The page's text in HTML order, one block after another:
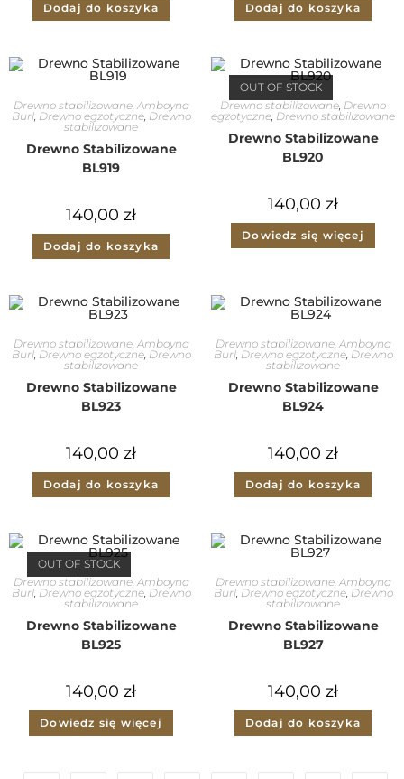
Dodaj do koszyka Dodaj do koszyka
Drewno stabilizowane,Amboyna
Burl, Drewno egzotyczne, Drewno
stabilizowane
Drewno Stabilizowane
BL919
140,00 zł
Dodaj do koszyka
OUT OF STOCK
Drewno stabilizowane, Drewno
egzotyczne, Drewno stabilizowane
Drewno Stabilizowane
BL920
140,00 zł
Dowiedz się więcej
Drewno stabilizowane,Amboyna
Burl, Drewno egzotyczne, Drewno
stabilizowane
Drewno Stabilizowane
BL923
140,00 zł
Dodaj do koszyka
Drewno stabilizowane,Amboyna
Burl, Drewno egzotyczne, Drewno
stabilizowane
Drewno Stabilizowane
BL924
140,00 zł
Dodaj do koszyka
OUT OF STOCK
Drewno stabilizowane,Amboyna
Burl, Drewno egzotyczne, Drewno
stabilizowane
Drewno Stabilizowane
BL925
140,00 zł
Dowiedz się więcej
Drewno stabilizowane,Amboyna
Burl, Drewno egzotyczne, Drewno
stabilizowane
Drewno Stabilizowane
BL927
140,00 zł
Dodaj do koszyka